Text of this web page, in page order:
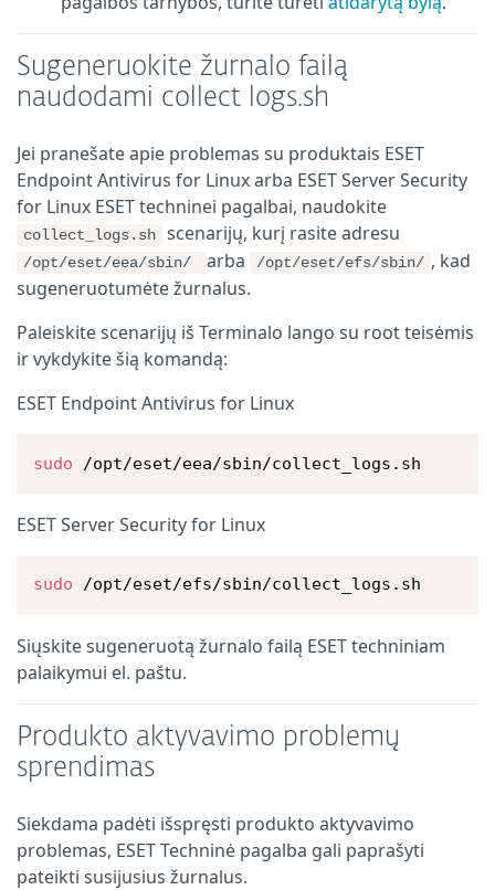
Sugeneruokite žurnalo failą
naudodami collect logs.sh
Jei pranešate apie problemas su produktais ESET
Endpoint Antivirus for Linux arba ESET Server Security
for Linux ESET techninei pagalbai, naudokite
collect_logs.sh scenarijų, kurį rasite adresu
/opt/eset/eea/sbin/ arba /opt/eset/efs/sbin/ , kad
sugeneruotumėte žurnalus.
Paleiskite scenarijų iš Terminalo lango su root teisėmis
ir vykdykite šią komandą:
ESET Endpoint Antivirus for Linux
sudo /opt/eset/eea/sbin/collect_logs.sh
ESET Server Security for Linux
sudo /opt/eset/efs/sbin/collect_logs.sh
Siųskite sugeneruotą žurnalo failą ESET techniniam
palaikymui el. paštu.
Produkto aktyvavimo problemų
sprendimas
Siekdama padėti išspręsti produkto aktyvavimo
problemas, ESET Techninė pagalba gali paprašyti
pateikti susijusius žurnalus.